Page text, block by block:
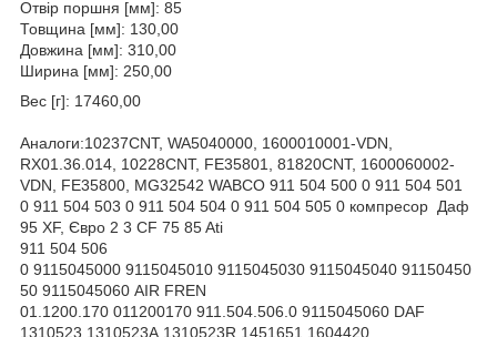
Отвір поршня [мм]: 85
Товщина [мм]: 130,00
Довжина [мм]: 310,00
Ширина [мм]: 250,00
Вес [г]: 17460,00
Аналоги:10237CNT, WA5040000, 1600010001-VDN,
RX01.36.014, 10228CNT, FE35801, 81820CNT, 1600060002-
VDN, FE35800, MG32542 WABCO 911 504 500 0 911 504 501
0 911 504 503 0 911 504 504 0 911 504 505 0 компресор Даф
95 XF, Євро 2 3 CF 75 85 Ati
911 504 506
0 9115045000 9115045010 9115045030 9115045040 91150450
50 9115045060 AIR FREN
01.1200.170 011200170 911.504.506.0 9115045060 DAF
1310523 1310523A 1310523R 1451651 1604420